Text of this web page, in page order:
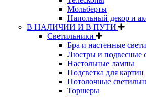
Мольберты
Напольный декор и
В НАЛИЧИИ И В ПУТИ
Светильники
Бра и настенные
Люстры и подвесные
Настольные лампы
Подсветка для картин
Потолочные
Торшеры